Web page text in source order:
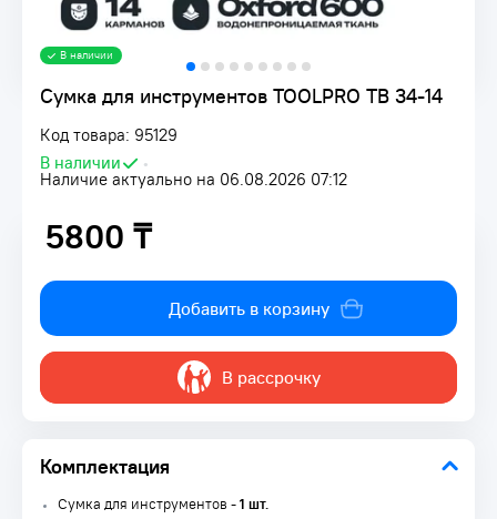
Сумка для инструментов TOOLPRO TB 34-14
Код товара: 95129
В наличии
•
Наличие актуально на 06.08.2026 07:12
В наличии
5800 ₸
5800 ₸
Добавить в корзину
В рассрочку
Комплектация
Сумка для инструментов -1 шт.